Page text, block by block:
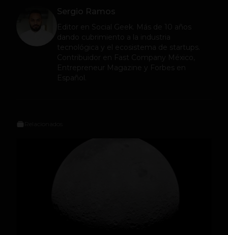
Sergio Ramos
Editor en Social Geek
. Más de 10 años
dando cubrimiento a la industria
tecnológica y el ecosistema de startups.
Contribuidor en Fast Company México,
Entrepreneur Magazine y Forbes en
Español.